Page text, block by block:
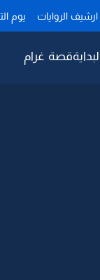
ارشيف الروايات يوم
قصة غرام